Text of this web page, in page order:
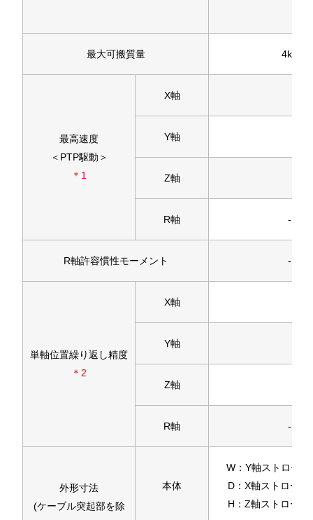
最大可搬質量 4kg
最高速度
＜PTP駆動＞
＊1
X軸
Y軸
Z軸
R軸 -
R軸許容慣性モーメント -
単軸位置繰り返し精度
＊2
X軸
Y軸
Z軸
R軸 -
外形寸法
(ケーブル突起部を除
本体
W：Y軸ストロー
D：X軸ストローク
H：Z軸ストローク